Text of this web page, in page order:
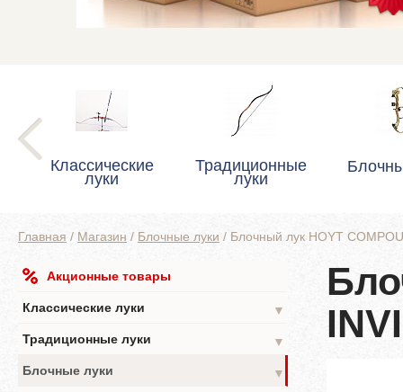
Классические
луки
Традиционные
луки
Главная / Магазин / Блочные луки / Блочный лук HOYT
Акционные товары
Классические луки
▼
Традиционные луки
▼
Блочные луки
▼